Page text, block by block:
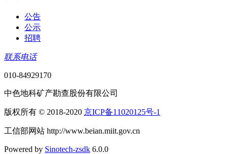
公告
公示
招聘
联系电话
010-84929170
中色地科矿产勘查股份有限公司
版权所有 © 2018-2020 京ICP备11020125号-1
工信部网站 http://www.beian.miit.gov.cn
Powered by Sinotech-zsdk 6.0.0